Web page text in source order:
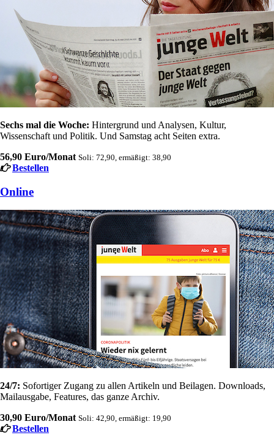
Sechs mal die Woche: Hintergrund und Analysen, Kultur,
Wissenschaft und Politik. Und Samstag acht Seiten extra.
56,90 Euro/Monat Soli: 72,90, ermäßigt: 38,90
Bestellen
Online
24/7: Sofortiger Zugang zu allen Artikeln und Beilagen. Downloads,
Mailausgabe, Features, das ganze Archiv.
30,90 Euro/Monat Soli: 42,90, ermäßigt: 19,90
Bestellen